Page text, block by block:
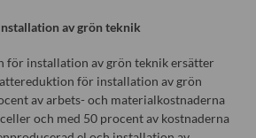
av grön teknik
för installation av grön teknik ersätter
för installation av grön
av arbets- och materialkostnaderna
och med 50 procent av kostnaderna